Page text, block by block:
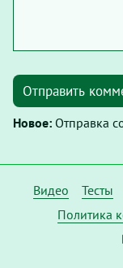
Отправить
Новое: Отправка
Видео Тесты
Политика